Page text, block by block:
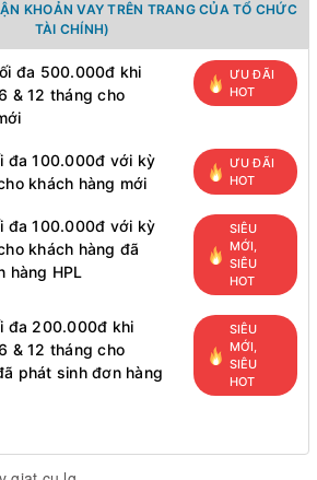
KHOẢN VAY TRÊN TRANG CỦA TỔ CHỨC
TÀI CHÍNH)
đa 500.000đ khi
& 12 tháng cho
ƯU ĐÃI
HOT
đa 100.000đ với kỳ
khách hàng mới
ƯU ĐÃI
HOT
đa 100.000đ với kỳ
khách hàng đã
hàng HPL
SIÊU
MỚI,
SIÊU
HOT
đa 200.000đ khi
& 12 tháng cho
phát sinh đơn hàng
SIÊU
MỚI,
SIÊU
HOT